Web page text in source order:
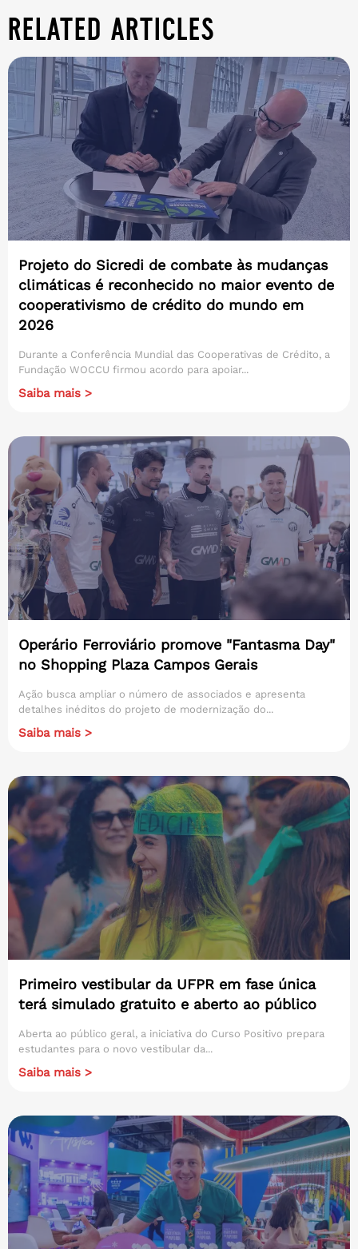
related articles
Projeto do Sicredi de combate às mudanças
climáticas é reconhecido no maior evento de
cooperativismo de crédito do mundo em
2026
Durante a Conferência Mundial das Cooperativas de Crédito, a
Fundação WOCCU firmou acordo para apoiar...
Saiba mais >
Operário Ferroviário promove "Fantasma Day"
no Shopping Plaza Campos Gerais
Ação busca ampliar o número de associados e apresenta
detalhes inéditos do projeto de modernização do...
Saiba mais >
Primeiro vestibular da UFPR em fase única
terá simulado gratuito e aberto ao público
Aberta ao público geral, a iniciativa do Curso Positivo prepara
estudantes para o novo vestibular da...
Saiba mais >